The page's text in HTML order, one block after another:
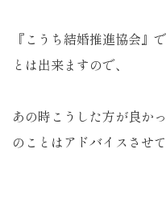
『こうち結婚推進協会』
とは出来ますので、
あの時こうした方が良か
のことはアドバイスさせ